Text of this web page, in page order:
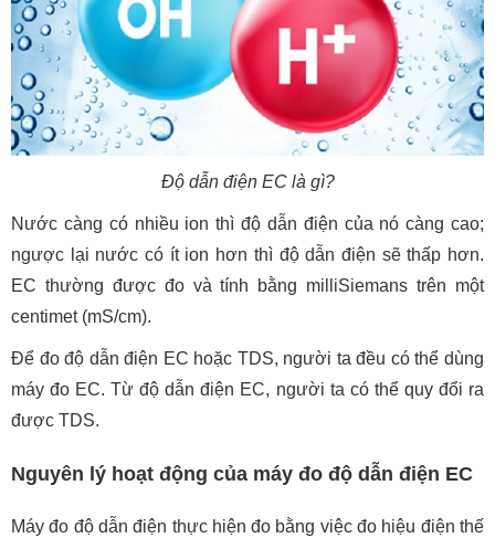
Độ dẫn điện EC là gì?
Nước càng có nhiều ion thì độ dẫn điện của nó càng cao;
ngược lại nước có ít ion hơn thì độ dẫn điện sẽ thấp hơn.
EC thường được đo và tính bằng milliSiemans trên một
centimet (mS/cm).
Để đo độ dẫn điện EC hoặc TDS, người ta đều có thể dùng
máy đo EC. Từ độ dẫn điện EC, người ta có thể quy đổi ra
được TDS.
Nguyên lý hoạt động của máy đo độ dẫn điện EC
Máy đo độ dẫn điện thực hiện đo bằng việc đo hiệu điện thế